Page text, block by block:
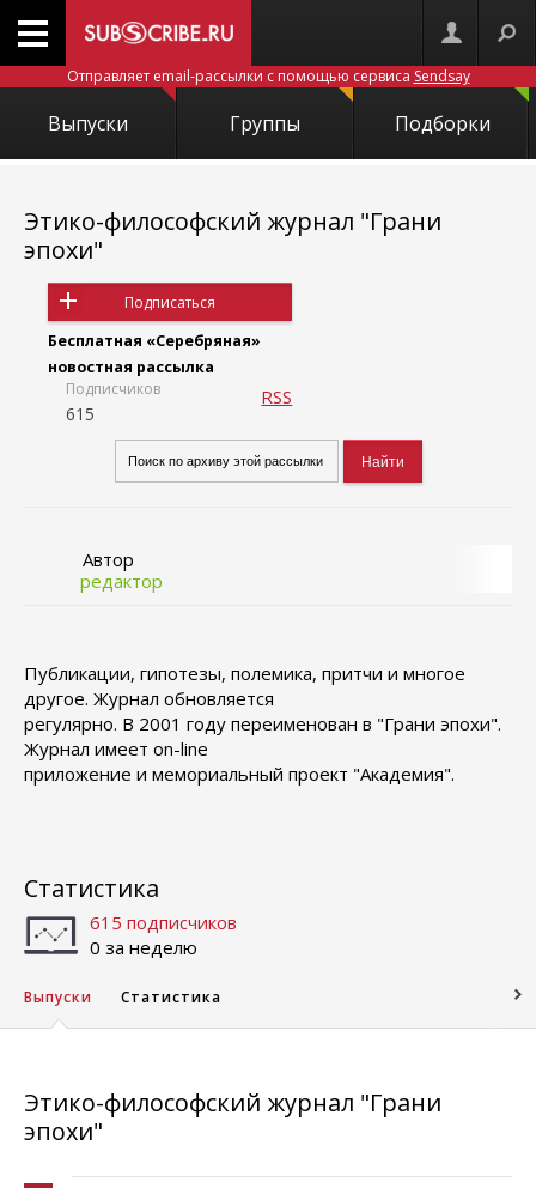
Отправляет email-рассылки с помощью сервиса Sendsay
Выпуски Группы Подборки
Этико-философский журнал "Грани
эпохи"
Подписаться
Бесплатная «Серебряная»
новостная рассылка
Подписчиков
615
RSS
Автор
редактор
Публикации, гипотезы, полемика, притчи и многое
другое. Журнал обновляется
регулярно. В 2001 году переименован в "Грани эпохи".
Журнал имеет on-line
приложение и мемориальный проект "Академия".
Статистика
615 подписчиков
0 за неделю
Выпуски Статистика
Этико-философский журнал "Грани
эпохи"